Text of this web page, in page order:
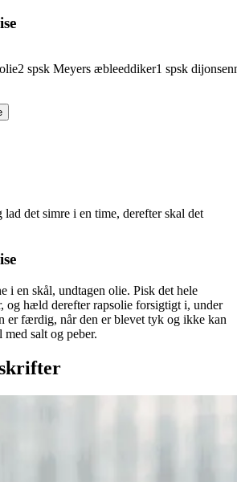
2 spsk Meyers æbleeddiker1 spsk
det simre i en time, derefter skal det
i en skål, undtagen olie. Pisk det hele
og hæld derefter rapsolie forsigtigt i, under
er færdig, når den er blevet tyk og ikke kan
salt og peber.